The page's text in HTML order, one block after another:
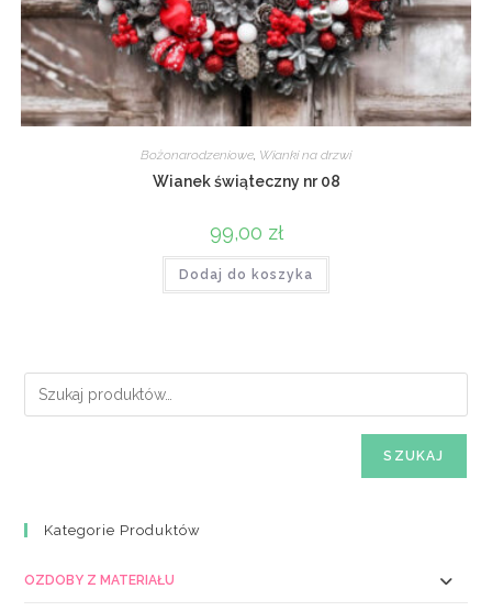
Bożonarodzeniowe, Wianki na drzwi
Wianek świąteczny nr 08
99,00 zł
Dodaj do koszyka
SZUKAJ
Kategorie Produktów
OZDOBY Z MATERIAŁU